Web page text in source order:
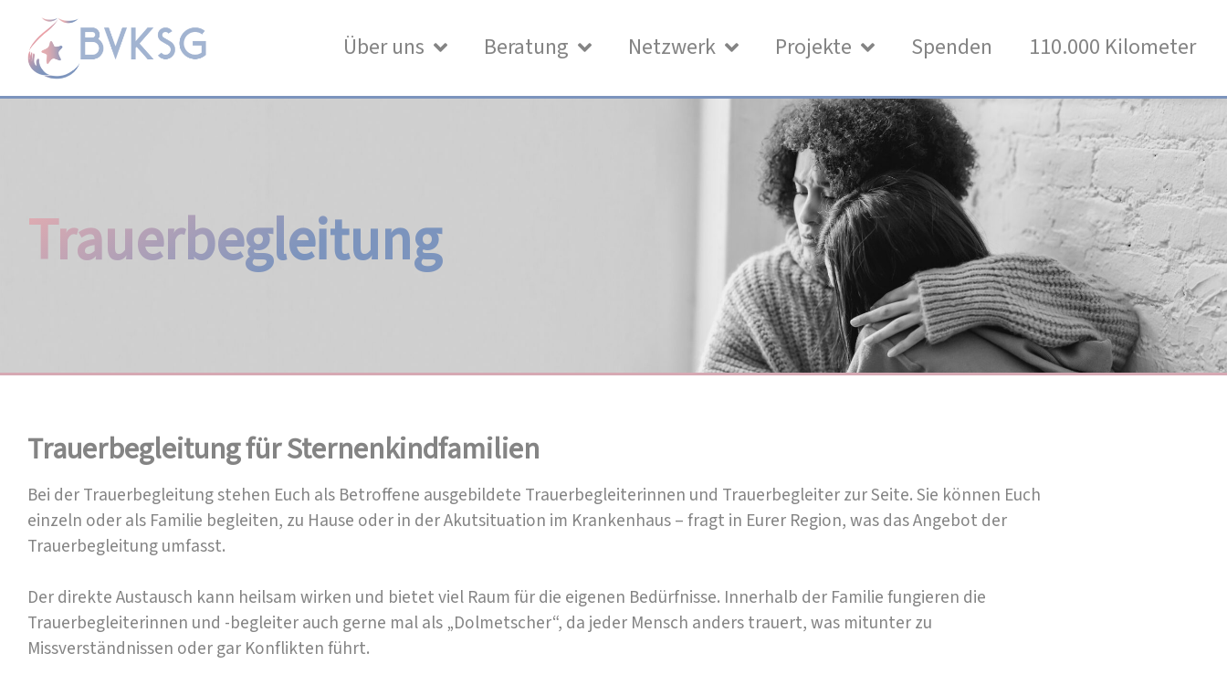
Über uns Beratung Netzwerk Projekte Spenden 110.000 Kilometer
Trauerbegleitung
Trauerbegleitung für Sternenkindfamilien
Bei der Trauerbegleitung stehen Euch als Betroffene ausgebildete Trauerbegleiterinnen und Trauerbegleiter zur Seite. Sie können Euch
einzeln oder als Familie begleiten, zu Hause oder in der Akutsituation im Krankenhaus – fragt in Eurer Region, was das Angebot der
Trauerbegleitung umfasst.
Der direkte Austausch kann heilsam wirken und bietet viel Raum für die eigenen Bedürfnisse. Innerhalb der Familie fungieren die
Trauerbegleiterinnen und -begleiter auch gerne mal als „Dolmetscher“, da jeder Mensch anders trauert, was mitunter zu
Missverständnissen oder gar Konflikten führt.